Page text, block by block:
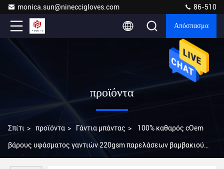
monica.sun@nineccigloves.com 86-510
Απόσπασμα
προϊόντα
Σπίτι > προϊόντα > Γάντια μπάντας > 100% καθαρός cOem
βάρους υφάσματος γαντιών 220gsm παρελάσεων βαμβακιού